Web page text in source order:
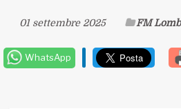
01 settembre 2025 FM
WhatsApp